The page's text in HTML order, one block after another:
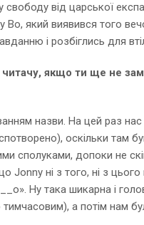
від царської
Bo, який виявився того
і розбіглись для
якщо ти ще не
назви. На цей раз нас
оскільки там
сполуками, допоки не
ні з того, ні з цього
Ну така шикарна і
а потім нам